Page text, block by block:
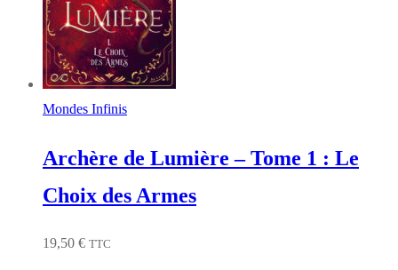
Mondes Infinis
Archère de Lumière – Tome 1 : Le
Choix des Armes
19,50 € TTC